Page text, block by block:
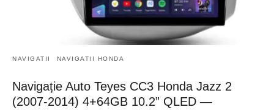
NAVIGATII NAVIGATII HONDA
Navigație Auto Teyes CC3 Honda Jazz 2
(2007-2014) 4+64GB 10.2” QLED —